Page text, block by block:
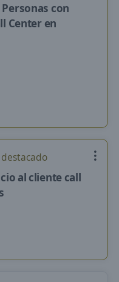
con
Center en
al cliente call